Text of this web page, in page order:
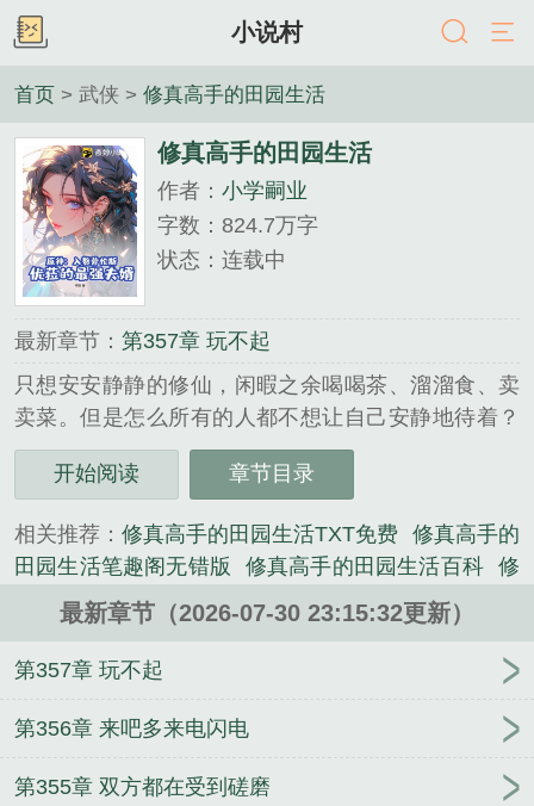
小说村
首页 > 武侠 > 修真高手的田园生活
修真高手的田园生活
作者： 小学嗣业
字数：824.7万字
状态：连载中
最新章节： 第357章 玩不起
只想安安静静的修仙，闲暇之余喝喝茶、溜溜食、卖
卖菜。但是怎么所有的人都不想让自己安静地待着？
各种各样的人都要在自己面前晃悠，找事情的找事
情，找麻烦的找麻烦，还有很多妹纸天天要来找自己
炼罢了。......
《修真高手的田园生活》是小学嗣业精心创作的武侠
类小说。
开始阅读 章节目录
相关推荐： 修真高手的田园生活TXT免费
修真高手的
田园生活笔趣阁无错版
修真高手的田园生活百科
修
真高手的田园生活有几个女主
修真高手的田园生活
最新章节
我要修仙 修真高手的田园生活笔趣阁
真高手的田园生活txt免费
修真高手的田园生活txt奇
活新笔趣阁 修真高手的田园生活全文免费
修真高手
活 小学嗣业 修真高手的田园生活陈默全文免费阅
最新章节（2026-07-30 23:15:32更新）
第357章 玩不起
第356章 来吧多来电闪电
第355章 双方都在受到磋磨